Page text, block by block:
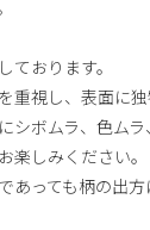
おります。
重視し、表面に独
シボムラ、色ムラ
楽しみください。
あっても柄の出